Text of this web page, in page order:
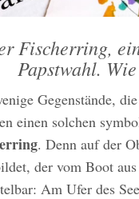
Fischerring,
Papstwahl.
Gegenstände,
einen solchen
. Denn auf der
der vom Boot
Am Ufer des